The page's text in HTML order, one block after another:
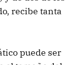
recibe tanta
puede ser